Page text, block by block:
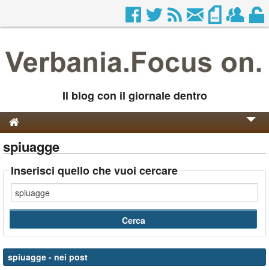
Il blog con il giornale dentro
Genesi e Storia
Contatti
spiuagge
Inserisci quello che vuoi cercare
spiuagge - nei post